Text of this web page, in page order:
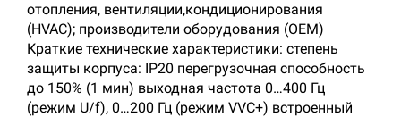
отопления, вентиляции,кондиционирования
(HVAC); производители оборудования (OEM)
Краткие технические характеристики: степень
защиты корпуса: IP20 перегрузочная способность
до 150% (1 мин) выходная частота 0…400 Гц
(режим U/f), 0…200 Гц (режим VVC+) встроенный